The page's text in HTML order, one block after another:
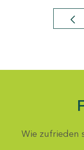
Wie zufrieden